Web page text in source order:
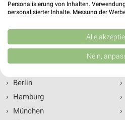
Auf dieser Seite siehst Du alle
Erhalte eine Übersicht über die
Top Städte
›
Berlin
›
Hamburg
›
München
›
›
›
Personalisierung von Inhalten.
personalisierter Inhalte. Messung der
Kombinationen von Daten aus
Verbesserung der Angebote. Verwendung
von Inhalten.
Daten können außerhalb der
USA gesendet werden.
Website/App.
Partnerliste anzeigen (1 IAB-
Wir nutzen Ihre Daten für folgende Zwecke:
Alle
Nein,